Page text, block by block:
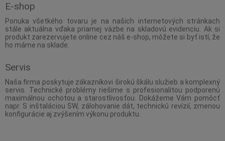
E-shop
Ponuka všetkého tovaru je na našich internetových stránkach
stále aktuálna vďaka priamej väzbe na skladovú evidenciu. Ak si
produkt zarezervujete online cez náš e-shop, môžete si byť istí, že
ho máme na sklade.
Servis
Naša firma poskytuje zákazníkovi širokú škálu služieb a komplexný
servis. Technické problémy riešime s profesionalitou podporenú
maximálnou ochotou a starostlivosťou. Dokážeme Vám pomôcť
napr. S inštaláciou SW, zálohovanie dát, technickú revízií, zmenou
konfigurácie aj zvýšením výkonu produktu.